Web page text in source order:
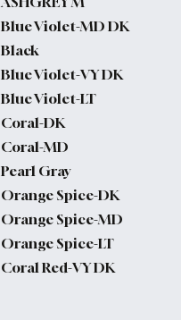
Blue Violet-MD DK
Black
Blue Violet-VY DK
Blue Violet-LT
Coral-DK
Coral-MD
Pearl Gray
Orange Spice-DK
Orange Spice-MD
Orange Spice-LT
Coral Red-VY DK